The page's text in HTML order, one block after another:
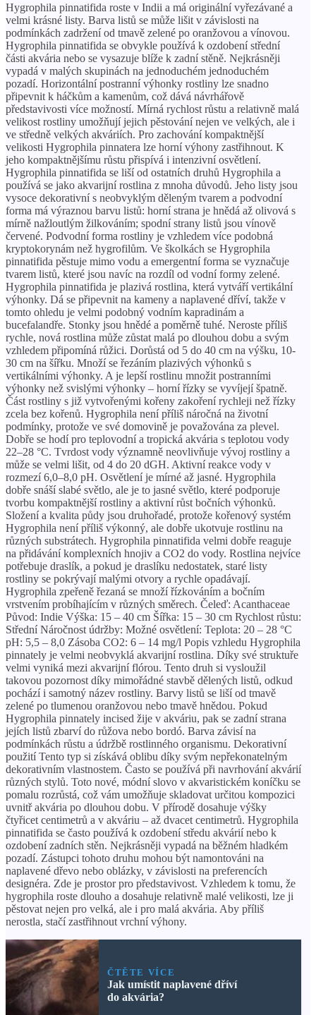
Hygrophila pinnatifida roste v Indii a má originální vyřezávané a
velmi krásné listy. Barva listů se může lišit v závislosti na
podmínkách zadržení od tmavě zelené po oranžovou a vínovou.
Hygrophila pinnatifida se obvykle používá k ozdobení střední
části akvária nebo se vysazuje blíže k zadní stěně. Nejkrásněji
vypadá v malých skupinách na jednoduchém jednoduchém
pozadí. Horizontální postranní výhonky rostliny lze snadno
připevnit k háčkům a kamenům, což dává návrhářově
představivosti více možností. Mírná rychlost růstu a relativně malá
velikost rostliny umožňují jejich pěstování nejen ve velkých, ale i
ve středně velkých akváriích. Pro zachování kompaktnější
velikosti Hygrophila pinnatera lze horní výhony zastřihnout. K
jeho kompaktnějšímu růstu přispívá i intenzivní osvětlení.
Hygrophila pinnatifida se liší od ostatních druhů Hygrophila a
používá se jako akvarijní rostlina z mnoha důvodů. Jeho listy jsou
vysoce dekorativní s neobvyklým děleným tvarem a podvodní
forma má výraznou barvu listů: horní strana je hnědá až olivová s
mírně nažloutlým žilkováním; spodní strany listů jsou vínově
červené. Podvodní forma rostliny je vzhledem více podobná
kryptokorynám než hygrofilům. Ve školkách se Hygrophila
pinnatifida pěstuje mimo vodu a emergentní forma se vyznačuje
tvarem listů, které jsou navíc na rozdíl od vodní formy zelené.
Hygrophila pinnatifida je plazivá rostlina, která vytváří vertikální
výhonky. Dá se připevnit na kameny a naplavené dříví, takže v
tomto ohledu je velmi podobný vodním kapradinám a
bucefalandře. Stonky jsou hnědé a poměrně tuhé. Neroste příliš
rychle, nová rostlina může zůstat malá po dlouhou dobu a svým
vzhledem připomíná růžici. Dorůstá od 5 do 40 cm na výšku, 10-
30 cm na šířku. Množí se řezáním plazivých výhonků s
vertikálními výhonky. A je lepší rostlinu množit postranními
výhonky než svislými výhonky – horní řízky se vyvíjejí špatně.
Část rostliny s již vytvořenými kořeny zakoření rychleji než řízky
zcela bez kořenů. Hygrophila není příliš náročná na životní
podmínky, protože ve své domovině je považována za plevel.
Dobře se hodí pro teplovodní a tropická akvária s teplotou vody
22–28 °C. Tvrdost vody významně neovlivňuje vývoj rostliny a
může se velmi lišit, od 4 do 20 dGH. Aktivní reakce vody v
rozmezí 6,0–8,0 pH. Osvětlení je mírné až jasné. Hygrophila
dobře snáší slabé světlo, ale je to jasné světlo, které podporuje
tvorbu kompaktnější rostliny a aktivní růst bočních výhonků.
Složení a kvalita půdy jsou druhořadé, protože kořenový systém
Hygrophila není příliš výkonný, ale dobře ukotvuje rostlinu na
různých substrátech. Hygrophila pinnatifida velmi dobře reaguje
na přidávání komplexních hnojiv a CO2 do vody. Rostlina nejvíce
potřebuje draslík, a pokud je draslíku nedostatek, staré listy
rostliny se pokrývají malými otvory a rychle opadávají.
Hygrophila zpeřeně řezaná se množí řízkováním a bočním
vrstvením probíhajícím v různých směrech. Čeleď: Acanthaceae
Původ: Indie Výška: 15 – 40 cm Šířka: 15 – 30 cm Rychlost růstu:
Střední Náročnost údržby: Možné osvětlení: Teplota: 20 – 28 °C
pH: 5,5 – 8,0 Zásoba CO2: 6 – 14 mg/l Popis vzhledu Hygrophila
pinnately je velmi neobvyklá akvarijní rostlina. Díky své struktuře
velmi vyniká mezi akvarijní flórou. Tento druh si vysloužil
takovou pozornost díky mimořádné stavbě dělených listů, odkud
pochází i samotný název rostliny. Barvy listů se liší od tmavě
zelené po tlumenou oranžovou nebo tmavě hnědou. Pokud
Hygrophila pinnately incised žije v akváriu, pak se zadní strana
jejích listů zbarví do růžova nebo bordó. Barva závisí na
podmínkách růstu a údržbě rostlinného organismu. Dekorativní
použití Tento typ si získává oblibu díky svým nepřekonatelným
dekorativním vlastnostem. Často se používá při navrhování akvárií
různých stylů. Toto nové, módní slovo v akvaristickém koníčku se
pomalu rozrůstá, což vám umožňuje skladovat určitou kompozici
uvnitř akvária po dlouhou dobu. V přírodě dosahuje výšky
čtyřicet centimetrů a v akváriu – až dvacet centimetrů. Hygrophila
pinnatifida se často používá k ozdobení středu akvárií nebo k
ozdobení zadních stěn. Nejkrásněji vypadá na běžném hladkém
pozadí. Zástupci tohoto druhu mohou být namontováni na
naplavené dřevo nebo oblázky, v závislosti na preferencích
designéra. Zde je prostor pro představivost. Vzhledem k tomu, že
hygrophila roste dlouho a dosahuje relativně malé velikosti, lze ji
pěstovat nejen pro velká, ale i pro malá akvária. Aby příliš
nerostla, stačí zastřihnout vrchní výhony.
ČTĚTE VÍCE
Jak umístit naplavené dříví
do akvária?